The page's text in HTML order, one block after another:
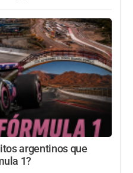
argentinos que
1?